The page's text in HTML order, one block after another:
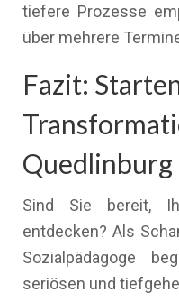
tiefere Prozesse
über mehrere
Fazit:
Quedlinburg
Sind Sie bereit,
entdecken? Als
Sozialpädagoge
seriösen und